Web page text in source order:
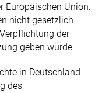
Europäischen Union.
nicht gesetzlich
der
geben würde.
in Deutschland
des